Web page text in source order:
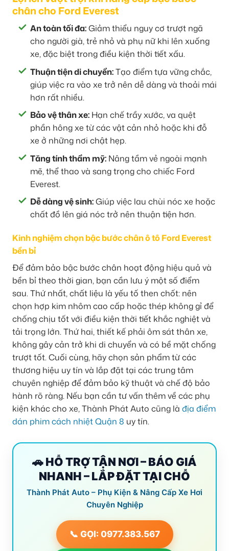
chân cho Ford Everest
An toàn tối đa:Giảm thiểu nguy cơ trượt ngã
cho người già, trẻ nhỏ và phụ nữ khi lên xuống
xe, đặc biệt trong điều kiện thời tiết xấu.
Thuận tiện di chuyển:Tạo điểm tựa vững chắc,
giúp việc ra vào xe trở nên dễ dàng và thoải mái
hơn rất nhiều.
Bảo vệ thân xe: Hạn chế trầy xước, va quệt
phần hông xe từ các vật cản nhỏ hoặc khi đỗ
xe ở những nơi chật hẹp.
Tăng tính thẩm mỹ: Nâng tầm vẻ ngoài mạnh
mẽ, thể thao và sang trọng cho chiếc Ford
Everest.
Dễ dàng vệ sinh:Giúp việc lau chùi nóc xe hoặc
chất đồ lên giá nóc trở nên thuận tiện hơn.
Kinh nghiệm chọn bậc bước chân ô tô Ford Everest
bền bỉ
Để đảm bảo bậc bước chân hoạt động hiệu quả và
bền bỉ theo thời gian, bạn cần lưu ý một số điểm
sau. Thứ nhất, chất liệu là yếu tố then chốt: nên
chọn hợp kim nhôm cao cấp hoặc thép không gỉ để
chống chịu tốt với điều kiện thời tiết khắc nghiệt và
tải trọng lớn. Thứ hai, thiết kế phải ôm sát thân xe,
không gây cản trở khi di chuyển và có bề mặt chống
trượt tốt. Cuối cùng, hãy chọn sản phẩm từ các
thương hiệu uy tín và lắp đặt tại các trung tâm
chuyên nghiệp để đảm bảo kỹ thuật và chế độ bảo
hành rõ ràng. Nếu bạn cần tư vấn thêm về các phụ
kiện khác cho xe, Thành Phát Auto cũng là địa điểm
dán phim cách nhiệt Quận 8 uy tín.
🚗 HỖ TRỢ TẬN NƠI – BÁO GIÁ
NHANH – LẮP ĐẶT TẠI CHỖ
Thành Phát Auto – Phụ Kiện & Nâng Cấp Xe Hơi
Chuyên Nghiệp
📞 GỌI: 0977.383.567